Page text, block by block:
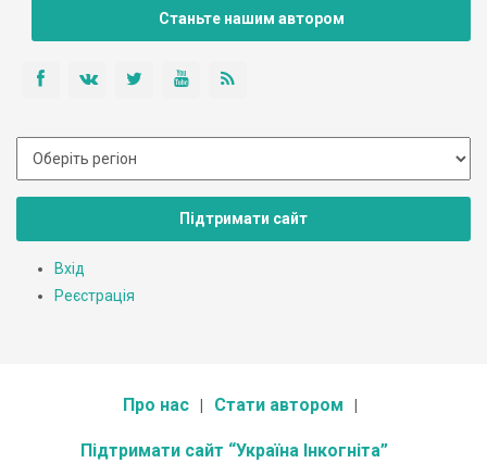
Станьте нашим автором
Підтримати сайт
Вхід
Реєстрація
Про нас Стати автором
Підтримати сайт “Україна Інкогніта”